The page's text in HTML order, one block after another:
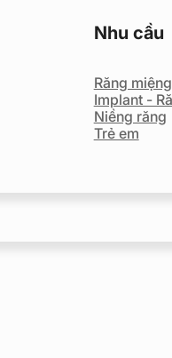
Nhu cầu
Răng
Implant -
Niềng răng
Trẻ em